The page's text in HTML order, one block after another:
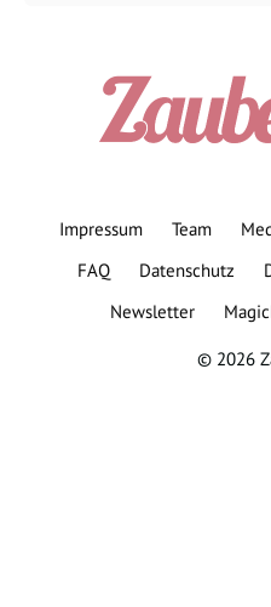
Impressum Team
FAQ
Datenschutz
Newsletter
© 2026